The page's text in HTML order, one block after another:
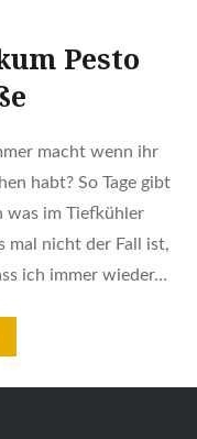
Pesto
macht wenn ihr
habt? So Tage gibt
was im Tiefkühler
mal nicht der Fall ist,
ich immer wieder…